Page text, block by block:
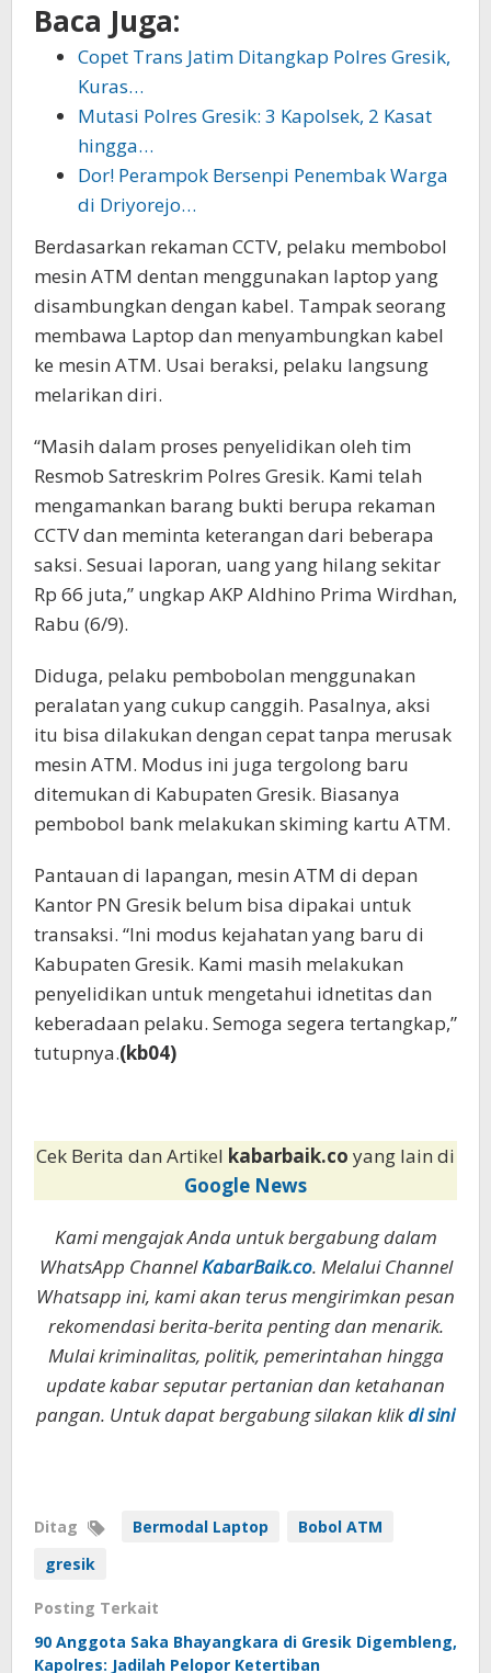
Baca Juga:
Copet Trans Jatim Ditangkap Polres Gresik,
Kuras…
Mutasi Polres Gresik: 3 Kapolsek, 2 Kasat
hingga…
Dor! Perampok Bersenpi Penembak Warga
di Driyorejo…
Berdasarkan rekaman CCTV, pelaku membobol
mesin ATM dentan menggunakan laptop yang
disambungkan dengan kabel. Tampak seorang
membawa Laptop dan menyambungkan kabel
ke mesin ATM. Usai beraksi, pelaku langsung
melarikan diri.
“Masih dalam proses penyelidikan oleh tim
Resmob Satreskrim Polres Gresik. Kami telah
mengamankan barang bukti berupa rekaman
CCTV dan meminta keterangan dari beberapa
saksi. Sesuai laporan, uang yang hilang sekitar
Rp 66 juta,” ungkap AKP Aldhino Prima Wirdhan,
Rabu (6/9).
Diduga, pelaku pembobolan menggunakan
peralatan yang cukup canggih. Pasalnya, aksi
itu bisa dilakukan dengan cepat tanpa merusak
mesin ATM. Modus ini juga tergolong baru
ditemukan di Kabupaten Gresik. Biasanya
pembobol bank melakukan skiming kartu ATM.
Pantauan di lapangan, mesin ATM di depan
Kantor PN Gresik belum bisa dipakai untuk
transaksi. “Ini modus kejahatan yang baru di
Kabupaten Gresik. Kami masih melakukan
penyelidikan untuk mengetahui idnetitas dan
keberadaan pelaku. Semoga segera tertangkap,”
tutupnya.(kb04)
Cek Berita dan Artikel kabarbaik.co yang lain di
Google News
Kami mengajak Anda untuk bergabung dalam
WhatsApp ChannelKabarBaik.co. Melalui Channel
Whatsapp ini, kami akan terus mengirimkan pesan
rekomendasi berita-berita penting dan menarik.
Mulai kriminalitas, politik, pemerintahan hingga
update kabar seputar pertanian dan ketahanan
pangan. Untuk dapat bergabung silakan klikdi sini
Ditag Bermodal Laptop
Bobol ATM
gresik
Posting Terkait
90 Anggota Saka Bhayangkara di Gresik Digembleng,
Kapolres: Jadilah Pelopor Ketertiban